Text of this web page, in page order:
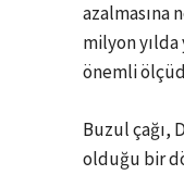
azalmasına
milyon yılda
önemli
Buzul çağı,
olduğu bir